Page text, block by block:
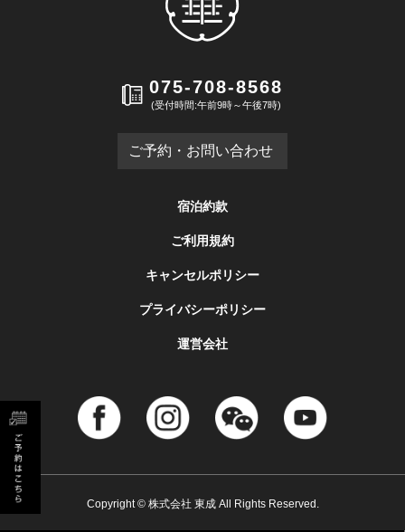
宿泊約款
ご利用規約
キャンセルポリシー
プライバシーポリシー
運営会社
ご予約・お問い合わせ
075-708-8568
(受付時間:午前9時～午後7時)
Copyright © 株式会社 東成 All Rights Reserved.